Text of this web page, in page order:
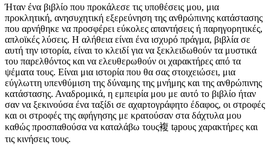
Ήταν ένα βιβλίο που προκάλεσε τις υποθέσεις μου, μια
προκλητική, ανησυχητική εξερεύνηση της ανθρώπινης κατάστασης
που αρνήθηκε να προσφέρει εύκολες απαντήσεις ή παρηγορητικές,
απλοϊκές λύσεις. Η αλήθεια είναι ένα ισχυρό πράγμα, βιβλία σε
αυτή την ιστορία, είναι το κλειδί για να ξεκλειδωθούν τα μυστικά
του παρελθόντος και να ελευθερωθούν οι χαρακτήρες από τα
ψέματα τους. Είναι μια ιστορία που θα σας στοιχειώσει, μια
εύγλωττη υπενθύμιση της δύναμης της μνήμης και της ανθρώπινης
κατάστασης. Αναδρομικά, η εμπειρία μου με αυτό το βιβλίο ήταν
σαν να ξεκινούσα ένα ταξίδι σε αχαρτογράφητο έδαφος, οι στροφές
και οι στροφές της αφήγησης με κρατούσαν στα δάχτυλα μου
καθώς προσπαθούσα να καταλάβω τους複 tạpους χαρακτήρες και
τις κινήσεις τους.